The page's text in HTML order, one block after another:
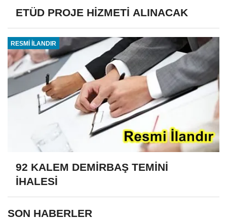
ETÜD PROJE HİZMETİ ALINACAK
RESMİ İLANDIR
92 KALEM DEMİRBAŞ TEMİNİ
İHALESİ
SON HABERLER